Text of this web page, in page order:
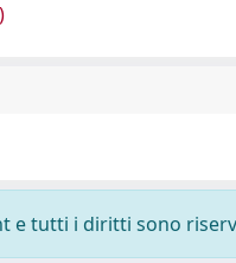
e tutti i diritti sono